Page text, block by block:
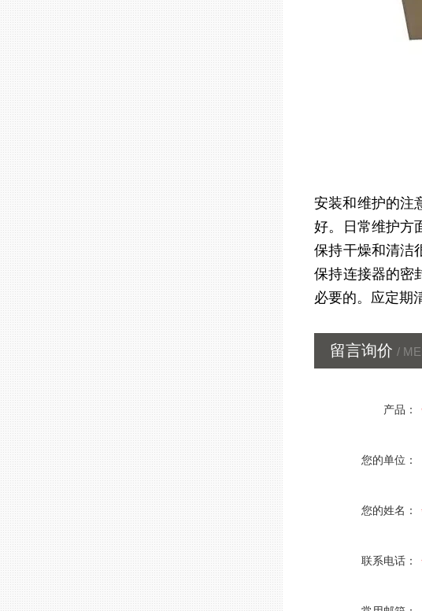
安装和维护的注
好。日常维护方
保持干燥和清洁
保持连接器的密
必要的。应定期
留言询价 /
产品：
您的单位：
您的姓名：
联系电话：